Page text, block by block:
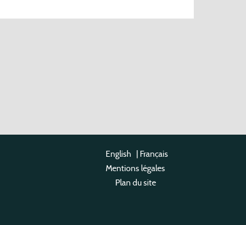
English | Français
Mentions légales
Plan du site